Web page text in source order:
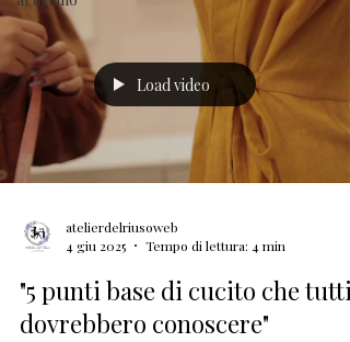
Load video
atelierdelriusoweb
4 giu 2025
Tempo di lettura: 4 min
"5 punti base di cucito che tutti
dovrebbero conoscere"